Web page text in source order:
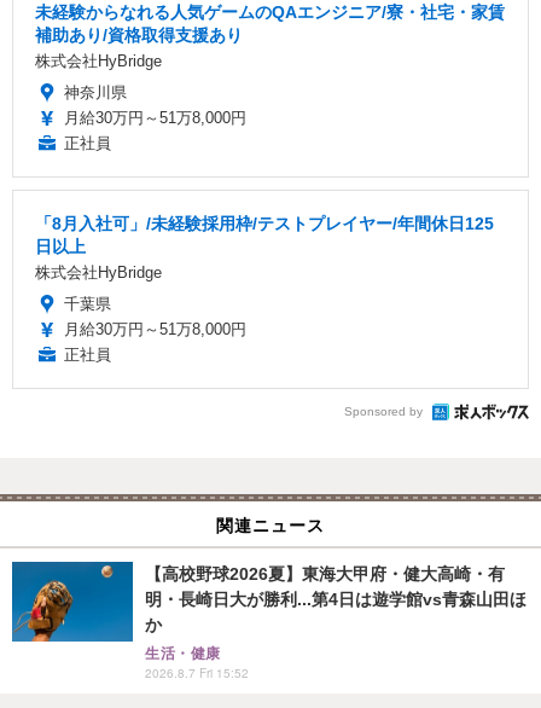
未経験からなれる人気ゲームのQAエンジニア/寮・社宅・家賃
補助あり/資格取得支援あり
株式会社HyBridge
神奈川県
月給30万円～51万8,000円
正社員
「8月入社可」/未経験採用枠/テストプレイヤー/年間休日125
日以上
株式会社HyBridge
千葉県
月給30万円～51万8,000円
正社員
Sponsored by
関連ニュース
【高校野球2026夏】東海大甲府・健大高崎・有
明・長崎日大が勝利...第4日は遊学館vs青森山田ほ
か
生活・健康
2026.8.7 Fri 15:52